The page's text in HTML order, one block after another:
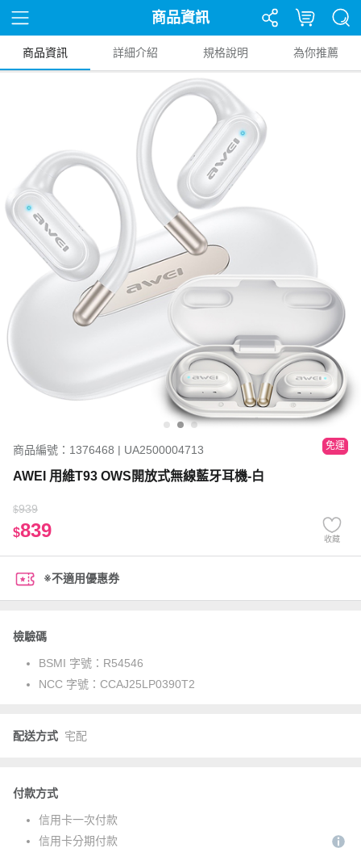
商品資訊
商品資訊 詳細介紹 規格說明 為你推薦
商品編號：1376468 | UA2500004713 免運
AWEI 用維T93 OWS開放式無線藍牙耳機-白
$939
$839 收藏
※不適用優惠券
檢驗碼
BSMI 字號： R54546
NCC 字號： CCAJ25LP0390T2
配送方式 宅配
付款方式
信用卡一次付款
信用卡分期付款